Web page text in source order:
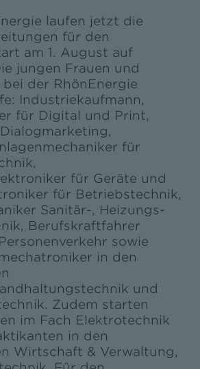
laufen jetzt die
für den
am 1. August auf
jungen Frauen und
bei der RhönEnergie
Industriekaufmann,
für Digital und Print,
für
für Geräte und
für Betriebstechnik,
Sanitär-, Heizungs-
Berufskraftfahrer
sowie
in den
und
Zudem starten
im Fach Elektrotechnik
in den
Wirtschaft & Verwaltung,